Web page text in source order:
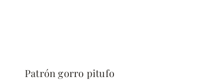
Patrón gorro pitufo